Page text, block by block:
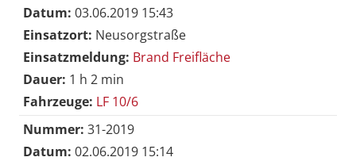
Datum: 03.06.2019 15:43
Einsatzort: Neusorgstraße
Einsatzmeldung: Brand Freifläche
Dauer: 1 h 2 min
Fahrzeuge: LF 10/6
Nummer: 31-2019
Datum: 02.06.2019 15:14